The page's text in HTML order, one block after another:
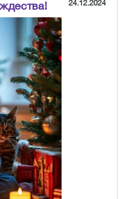
24.12.2024